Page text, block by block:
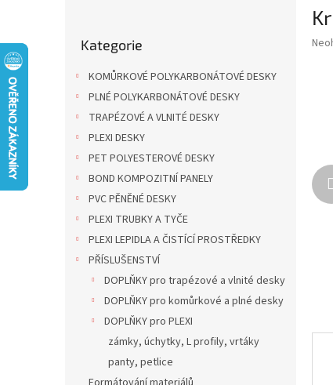
kategorie
Kategorie
KOMŮRKOVÉ POLYKARBONÁTOVÉ DESKY
PLNÉ POLYKARBONÁTOVÉ DESKY
TRAPÉZOVÉ A VLNITÉ DESKY
PLEXI DESKY
PET POLYESTEROVÉ DESKY
BOND KOMPOZITNÍ PANELY
PVC PĚNĚNÉ DESKY
PLEXI TRUBKY A TYČE
PLEXI LEPIDLA A ČISTÍCÍ PROSTŘEDKY
PŘÍSLUŠENSTVÍ
DOPLŇKY pro trapézové a vlnité desky
DOPLŇKY pro komůrkové a plné desky
DOPLŇKY pro PLEXI
zámky, úchytky, L profily, vrtáky
panty, petlice